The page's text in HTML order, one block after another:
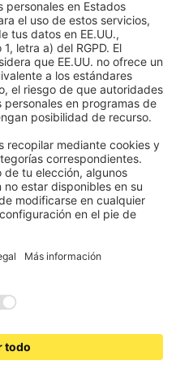
Condiciones de Uso
de datos
pilas y equipos electrónicos
Configuración de cookies
www.domondo.es